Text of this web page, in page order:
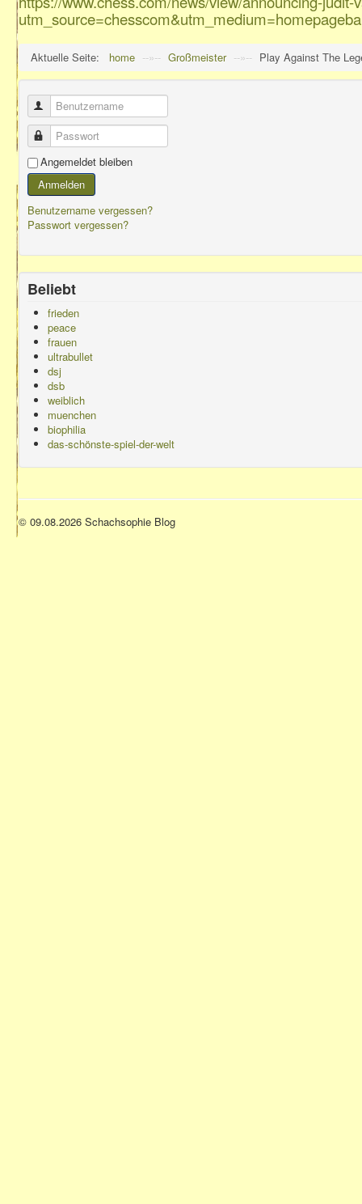
Aktuelle Seite: home --»-- Großmeister --»-- Play Against The
Benutzername
Passwort
Angemeldet bleiben
Anmelden
Benutzername vergessen?
Passwort vergessen?
Beliebt
frieden
peace
frauen
ultrabullet
dsj
dsb
weiblich
muenchen
biophilia
das-schönste-spiel-der-welt
© 09.08.2026 Schachsophie Blog